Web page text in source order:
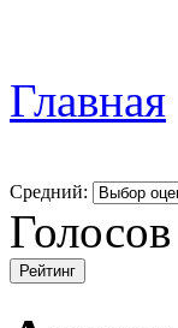
Главная
Средний: